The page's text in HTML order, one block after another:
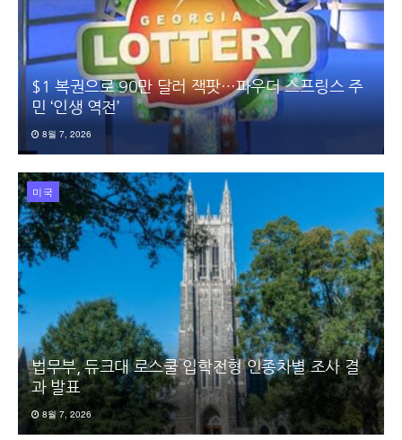
$1 복권으로 90만 달러 잭팟…파우더 스프링스 주
민 ‘인생 역전’
8월 7, 2026
미국
법무부, 듀크대 로스쿨 입학전형 인종차별 조사 결
과 발표
8월 7, 2026